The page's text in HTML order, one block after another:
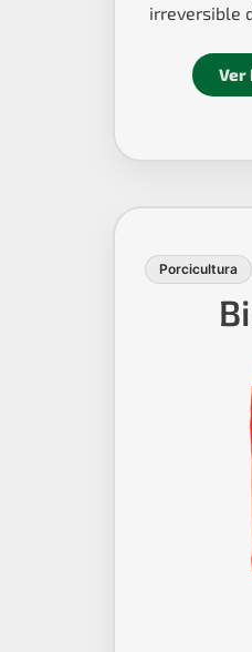
irreversible
Ver
Porcicultura